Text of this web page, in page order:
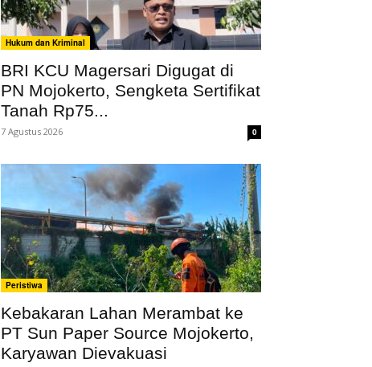
Hukum dan Kriminal
BRI KCU Magersari Digugat di
PN Mojokerto, Sengketa Sertifikat
Tanah Rp75...
7 Agustus 2026 0
Peristiwa
Kebakaran Lahan Merambat ke
PT Sun Paper Source Mojokerto,
Karyawan Dievakuasi